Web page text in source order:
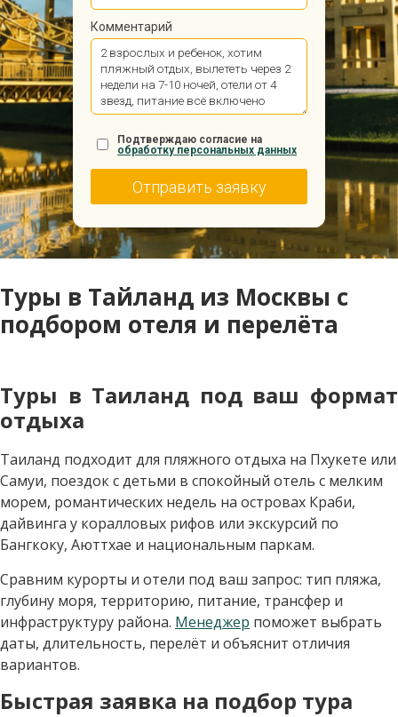
Комментарий
Подтверждаю согласие на
обработку персональных данных
Туры в Тайланд из Москвы с
подбором отеля и перелёта
Туры в Таиланд под ваш формат
отдыха
Таиланд подходит для пляжного отдыха на Пхукете или
Самуи, поездок с детьми в спокойный отель с мелким
морем, романтических недель на островах Краби,
дайвинга у коралловых рифов или экскурсий по
Бангкоку, Аюттхае и национальным паркам.
Сравним курорты и отели под ваш запрос: тип пляжа,
глубину моря, территорию, питание, трансфер и
инфраструктуру района. Менеджер поможет выбрать
даты, длительность, перелёт и объяснит отличия
вариантов.
Быстрая заявка на подбор тура